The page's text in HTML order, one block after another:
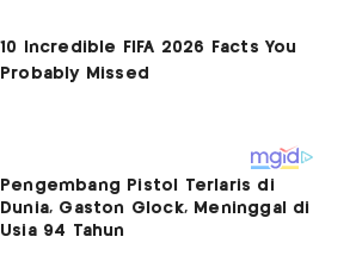
Pengembang Pistol Terlaris di
Dunia, Gaston Glock, Meninggal di
Usia 94 Tahun